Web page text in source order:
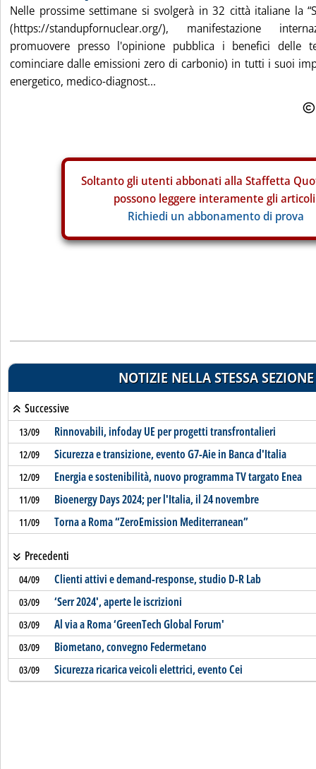
Nelle prossime settimane si svolgerà in 32 città italiane la
(https://standupfornuclear.org/), manifestazione
promuovere presso l'opinione pubblica i benefici delle
cominciare dalle emissioni zero di carbonio) in tutti i suoi
energetico, medico-diagnost...
Soltanto gli utenti abbonati alla Staffetta
possono leggere interamente gli
Richiedi un abbonamento di prova
NOTIZIE NELLA STESSA SEZIONE
Successive
13/09 Rinnovabili, infoday UE per progetti transfrontalieri
12/09 Sicurezza e transizione, evento G7-Aie in Banca d'Italia
12/09 Energia e sostenibilità, nuovo programma TV targato Enea
11/09 Bioenergy Days 2024; per l'Italia, il 24 novembre
11/09 Torna a Roma “ZeroEmission Mediterranean”
Precedenti
04/09 Clienti attivi e demand-response, studio D-R Lab
03/09 ‘Serr 2024', aperte le iscrizioni
03/09 Al via a Roma ‘GreenTech Global Forum'
03/09 Biometano, convegno Federmetano
03/09 Sicurezza ricarica veicoli elettrici, evento Cei